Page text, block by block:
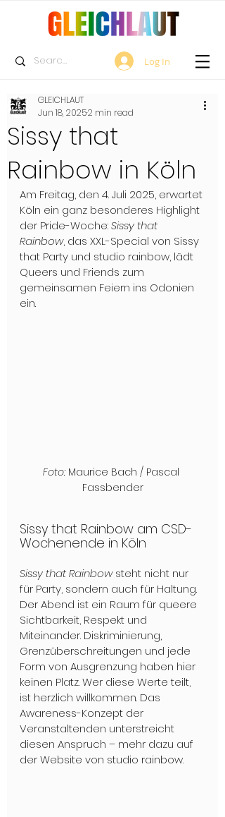
Log In
Sissy that
Rainbow in Köln
GLEICHLAUT
Jun 18, 20252 min read
Am Freitag, den 4. Juli 2025, erwartet
Köln ein ganz besonderes Highlight
der Pride-Woche: Sissy that
Rainbow, das XXL-Special von Sissy
that Party und studio rainbow, lädt
Queers und Friends zum
gemeinsamen Feiern ins Odonien
ein.
Foto: Maurice Bach / Pascal
Fassbender
Sissy that Rainbow am CSD-
Wochenende in Köln
Sissy that Rainbow steht nicht nur
für Party, sondern auch für Haltung.
Der Abend ist ein Raum für queere
Sichtbarkeit, Respekt und
Miteinander. Diskriminierung,
Grenzüberschreitungen und jede
Form von Ausgrenzung haben hier
keinen Platz. Wer diese Werte teilt,
ist herzlich willkommen. Das
Awareness-Konzept der
Veranstaltenden unterstreicht
diesen Anspruch – mehr dazu auf
der Website von studio rainbow.